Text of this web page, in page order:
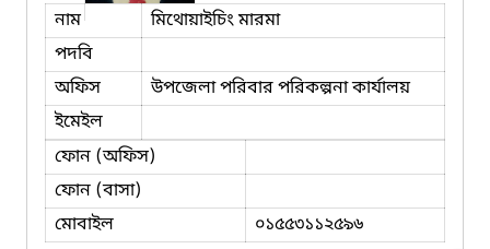
নাম
মিথোয়াইচিং মারমা
পদবি
অফিস
উপজেলা পরিবার পরিকল্পনা কার্যালয়
ইমেইল
ফোন (অফিস)
ফোন (বাসা)
মোবাইল
০১৫৫৩১১২৫৯৬